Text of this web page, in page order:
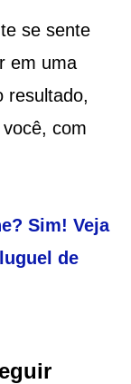
se sente
em uma
resultado,
com
Sim! Veja
de